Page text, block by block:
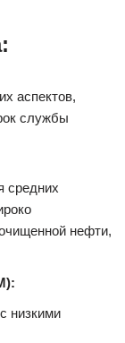
аспектов,
службы
средних
нефти,
низкими